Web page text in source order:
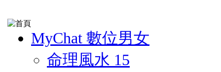
MyChat 數位男女
命理風水 15